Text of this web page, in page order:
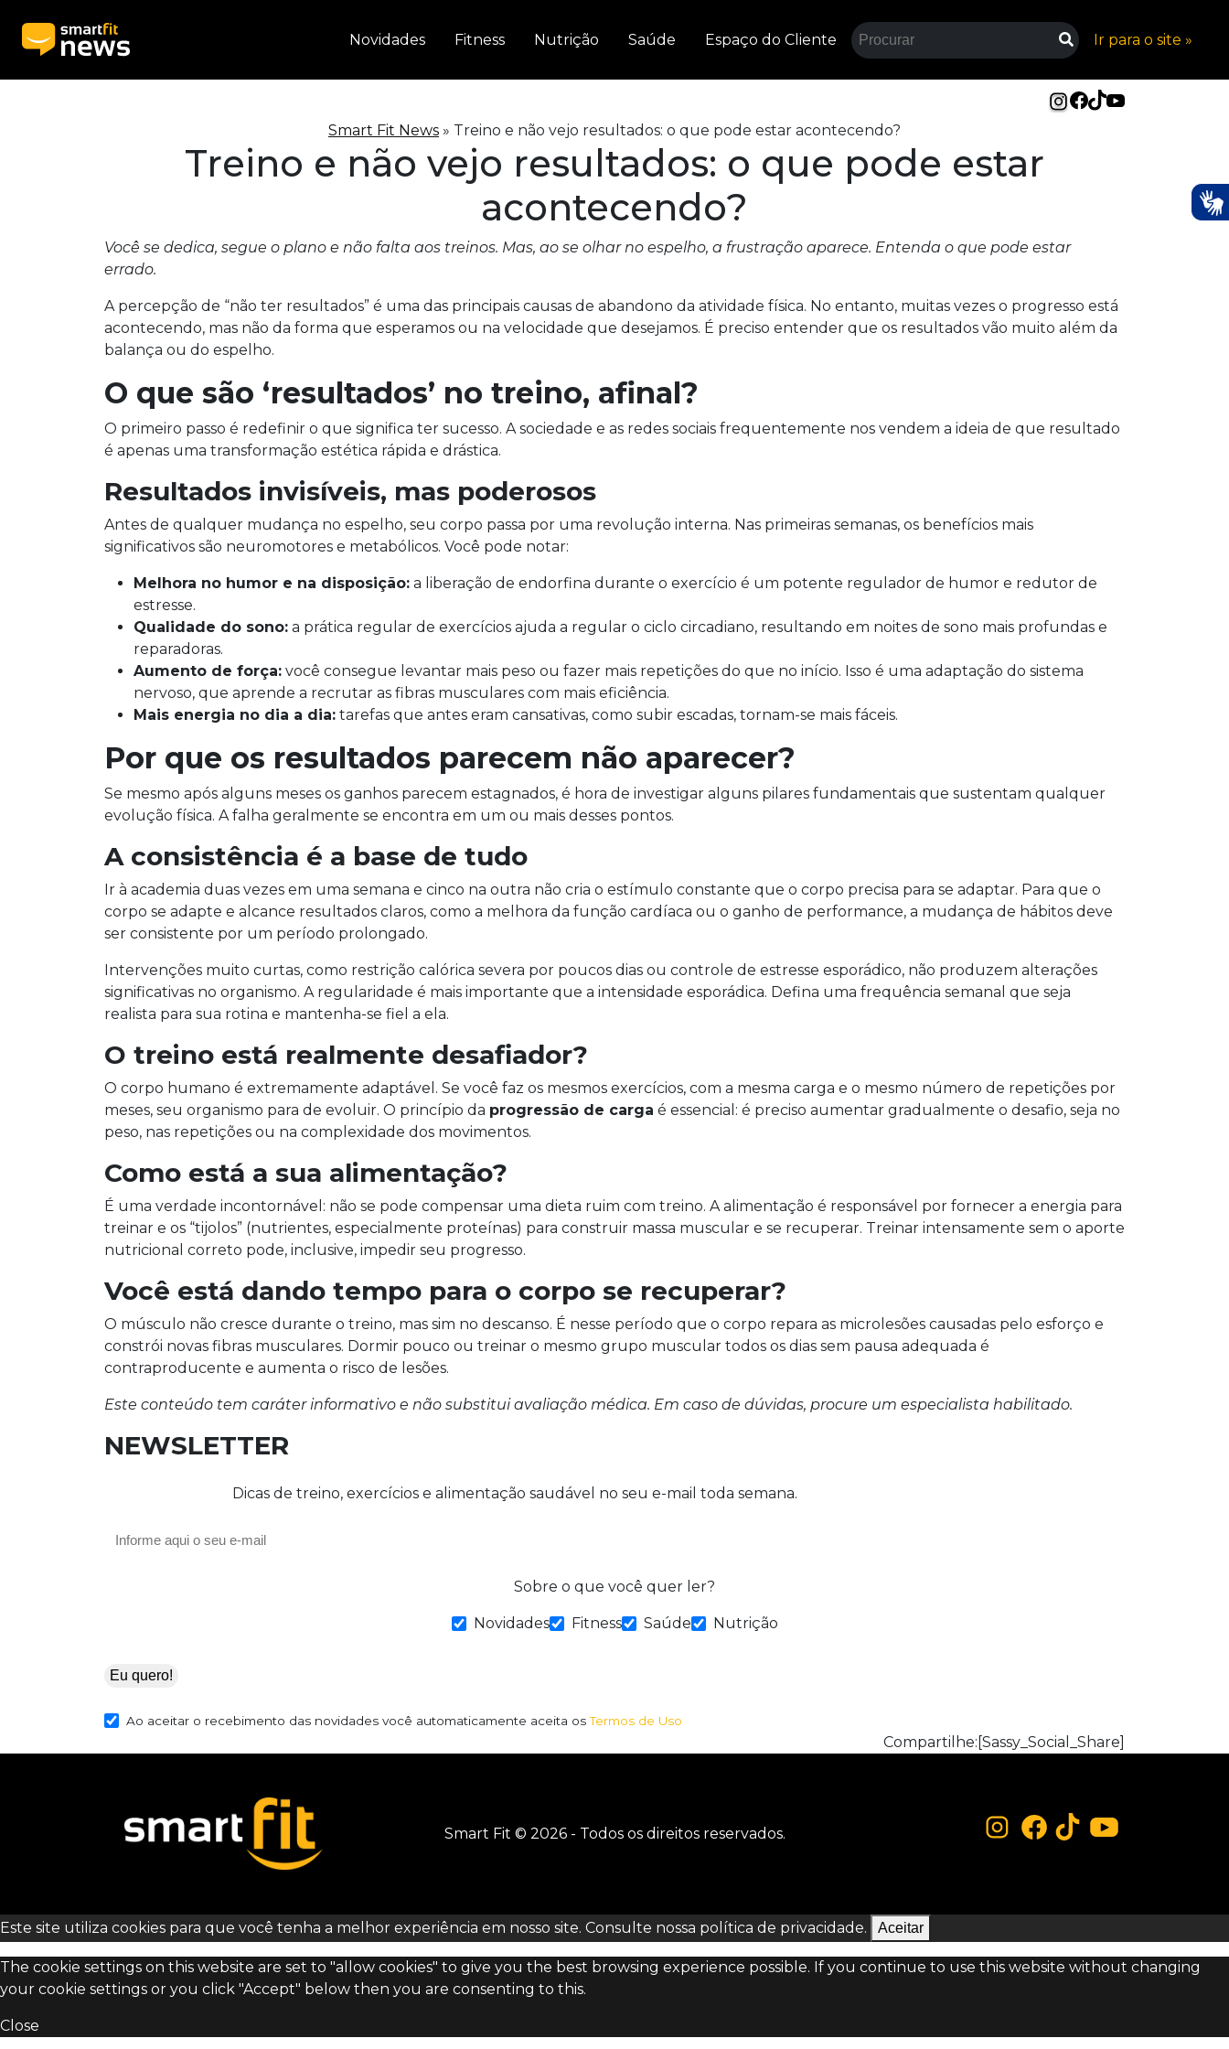
Novidades Fitness Nutrição Saúde Espaço do Cliente Ir para o site »
Smart Fit News » Treino e não vejo resultados: o que pode estar acontecendo?
Treino e não vejo resultados: o que pode estar
acontecendo?
Você se dedica, segue o plano e não falta aos treinos. Mas, ao se olhar no espelho, a frustração aparece. Entenda o que pode estar
errado.
A percepção de “não ter resultados” é uma das principais causas de abandono da atividade física. No entanto, muitas vezes o progresso está
acontecendo, mas não da forma que esperamos ou na velocidade que desejamos. É preciso entender que os resultados vão muito além da
balança ou do espelho.
O que são ‘resultados’ no treino, afinal?
O primeiro passo é redefinir o que significa ter sucesso. A sociedade e as redes sociais frequentemente nos vendem a ideia de que resultado
é apenas uma transformação estética rápida e drástica.
Resultados invisíveis, mas poderosos
Antes de qualquer mudança no espelho, seu corpo passa por uma revolução interna. Nas primeiras semanas, os benefícios mais
significativos são neuromotores e metabólicos. Você pode notar:
Melhora no humor e na disposição: a liberação de endorfina durante o exercício é um potente regulador de humor e redutor de
estresse.
Qualidade do sono: a prática regular de exercícios ajuda a regular o ciclo circadiano, resultando em noites de sono mais profundas e
reparadoras.
Aumento de força: você consegue levantar mais peso ou fazer mais repetições do que no início. Isso é uma adaptação do sistema
nervoso, que aprende a recrutar as fibras musculares com mais eficiência.
Mais energia no dia a dia: tarefas que antes eram cansativas, como subir escadas, tornam-se mais fáceis.
Por que os resultados parecem não aparecer?
Se mesmo após alguns meses os ganhos parecem estagnados, é hora de investigar alguns pilares fundamentais que sustentam qualquer
evolução física. A falha geralmente se encontra em um ou mais desses pontos.
A consistência é a base de tudo
Ir à academia duas vezes em uma semana e cinco na outra não cria o estímulo constante que o corpo precisa para se adaptar. Para que o
corpo se adapte e alcance resultados claros, como a melhora da função cardíaca ou o ganho de performance, a mudança de hábitos deve
ser consistente por um período prolongado.
Intervenções muito curtas, como restrição calórica severa por poucos dias ou controle de estresse esporádico, não produzem alterações
significativas no organismo. A regularidade é mais importante que a intensidade esporádica. Defina uma frequência semanal que seja
realista para sua rotina e mantenha-se fiel a ela.
O treino está realmente desafiador?
O corpo humano é extremamente adaptável. Se você faz os mesmos exercícios, com a mesma carga e o mesmo número de repetições por
meses, seu organismo para de evoluir. O princípio da progressão de carga é essencial: é preciso aumentar gradualmente o desafio, seja no
peso, nas repetições ou na complexidade dos movimentos.
Como está a sua alimentação?
É uma verdade incontornável: não se pode compensar uma dieta ruim com treino. A alimentação é responsável por fornecer a energia para
treinar e os “tijolos” (nutrientes, especialmente proteínas) para construir massa muscular e se recuperar. Treinar intensamente sem o aporte
nutricional correto pode, inclusive, impedir seu progresso.
Você está dando tempo para o corpo se recuperar?
O músculo não cresce durante o treino, mas sim no descanso. É nesse período que o corpo repara as microlesões causadas pelo esforço e
constrói novas fibras musculares. Dormir pouco ou treinar o mesmo grupo muscular todos os dias sem pausa adequada é
contraproducente e aumenta o risco de lesões.
Este conteúdo tem caráter informativo e não substitui avaliação médica. Em caso de dúvidas, procure um especialista habilitado.
NEWSLETTER
Dicas de treino, exercícios e alimentação saudável no seu e-mail toda semana.
Sobre o que você quer ler?
Novidades Fitness Saúde Nutrição
Eu quero!
Ao aceitar o recebimento das novidades você automaticamente aceita osTermos de Uso
Compartilhe: [Sassy_Social_Share]
Smart Fit © 2026 - Todos os direitos reservados.
Este site utiliza cookies para que você tenha a melhor experiência em nosso site. Consulte nossa política de privacidade. Aceitar
The cookie settings on this website are set to "allow cookies" to give you the best browsing experience possible. If you continue to use this website without changing
your cookie settings or you click "Accept" below then you are consenting to this.
Close